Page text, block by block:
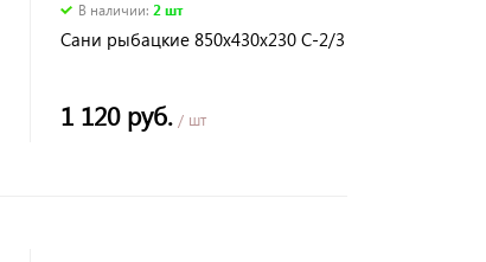
В наличии:2 шт
Сани рыбацкие 850х430х230 С-2/3
1 120 руб. / шт